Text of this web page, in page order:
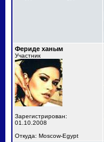
Фериде ханым
Участник
Зарегистрирован:
01.10.2008
Откуда: Moscow-Egypt